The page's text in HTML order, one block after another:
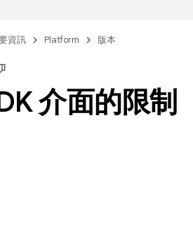
資訊 Platform 版本
介面的限制